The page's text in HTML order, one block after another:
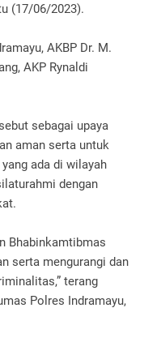
(17/06/2023).
AKBP Dr. M.
AKP Rynaldi
sebagai upaya
aman serta untuk
ada di wilayah
dengan
Bhabinkamtibmas
serta mengurangi dan
terang
Polres Indramayu,